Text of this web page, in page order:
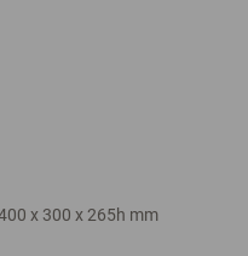
x 300 x 265h mm